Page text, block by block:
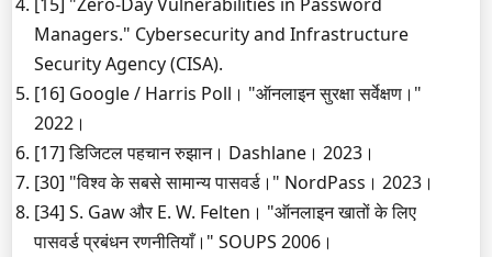
Managers." Cybersecurity and Infrastructure
Security Agency (CISA).
[16] Google / Harris Poll। "ऑनलाइन सुरक्षा सर्वेक्षण।"
2022।
[17] डिजिटल पहचान रुझान। Dashlane। 2023।
[30] "विश्व के सबसे सामान्य पासवर्ड।" NordPass। 2023।
[34] S. Gaw और E. W. Felten। "ऑनलाइन खातों के लिए
पासवर्ड प्रबंधन रणनीतियाँ।" SOUPS 2006।